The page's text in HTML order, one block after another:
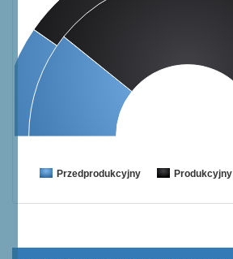
Przedprodukcyjny Produkcyjny